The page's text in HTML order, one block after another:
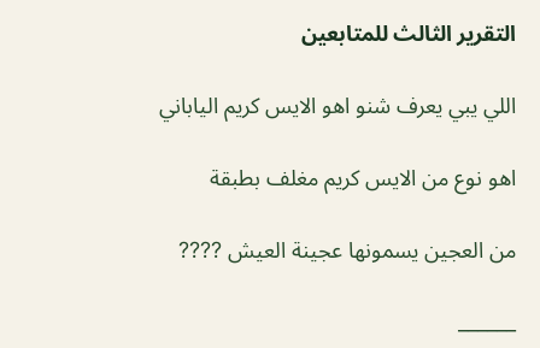
التقرير الثالث للمتابعين
اللي يبي يعرف شنو اهو الايس كريم الياباني
اهو نوع من الايس كريم مغلف بطبقة
من العجين يسمونها عجينة العيش ????